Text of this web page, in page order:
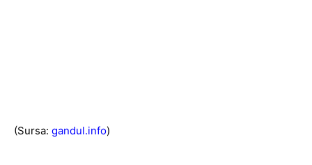
(Sursa: gandul.info)